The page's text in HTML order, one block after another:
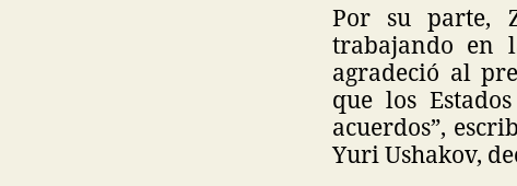
Por su parte,
trabajando en
agradeció al
que los
acuerdos”,
Yuri Ushakov,